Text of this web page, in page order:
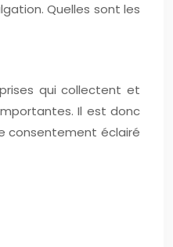
Quelles sont les
qui collectent et
Il est donc
consentement éclairé